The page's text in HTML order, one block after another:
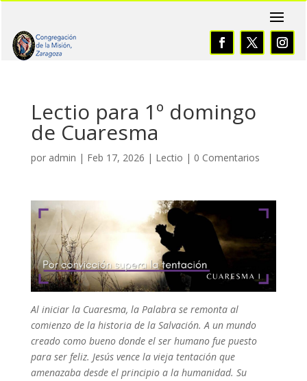
Lectio para 1º domingo
de Cuaresma
por admin | Feb 17, 2026 | Lectio | 0 Comentarios
Al iniciar la Cuaresma, la Palabra se remonta al
comienzo de la historia de la Salvación. A un mundo
creado como bueno donde el ser humano fue puesto
para ser feliz. Jesús vence la vieja tentación que
amenazaba desde el principio a la humanidad. Su